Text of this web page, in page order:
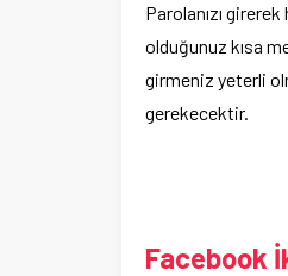
Parolanızı
olduğunuz kısa
girmeniz yeterli
gerekecektir.
Facebook